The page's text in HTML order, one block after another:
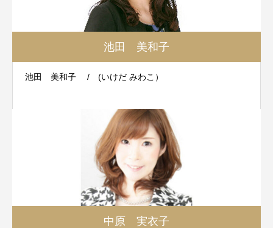
池田 美和子
池田 美和子 / (いけだ みわこ）
中原 実衣子